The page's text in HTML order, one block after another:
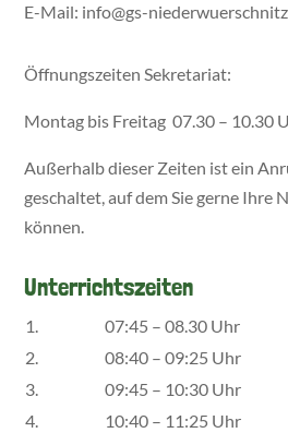
E-Mail: info@gs-
Öffnungszeiten Sekretariat:
Montag bis Freitag 07.30 – 10.30
Außerhalb dieser Zeiten ist ein
geschaltet, auf dem Sie gerne Ihre
können.
Unterrichtszeiten
1.
07:45 – 08.30 Uhr
2.
08:40 – 09:25 Uhr
3.
09:45 – 10:30 Uhr
4.
10:40 – 11:25 Uhr